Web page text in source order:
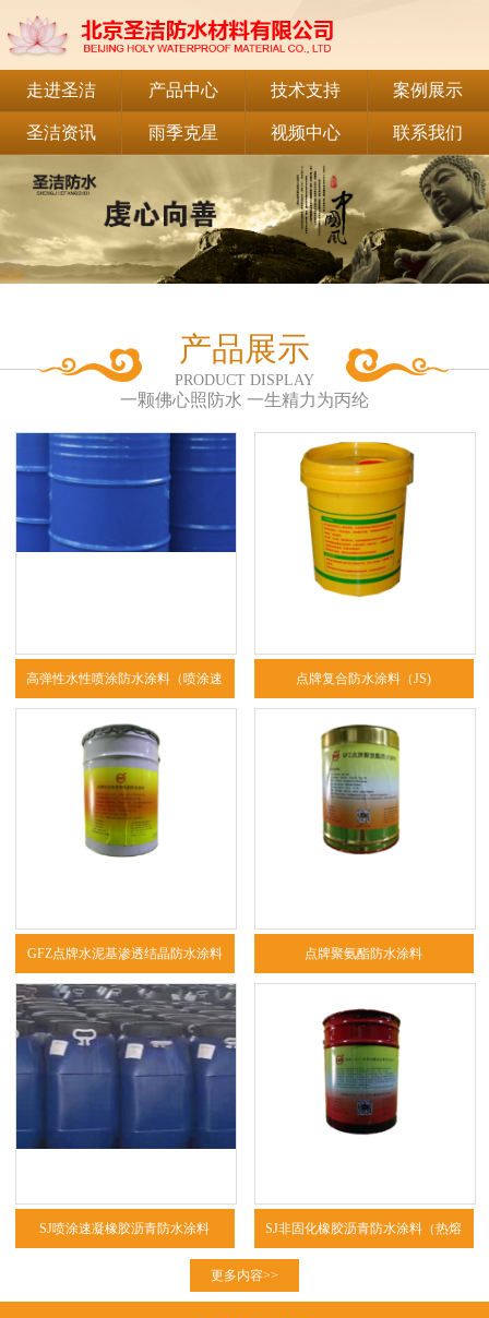
走进圣洁 产品中心 技术支持 案例展示
圣洁资讯 雨季克星 视频中心 联系我们
产品展示
PRODUCT DISPLAY
一颗佛心照防水 一生精力为丙纶
高弹性水性喷涂防水涂料（喷涂速 点牌复合防水涂料（JS)
GFZ点牌水泥基渗透结晶防水涂料 点牌聚氨酯防水涂料
SJ喷涂速凝橡胶沥青防水涂料 SJ非固化橡胶沥青防水涂料（热熔
更多内容>>